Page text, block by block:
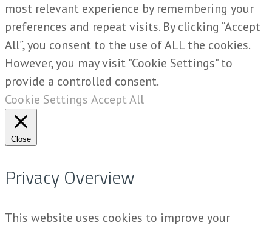
most relevant experience by remembering your
preferences and repeat visits. By clicking “Accept
All”, you consent to the use of ALL the cookies.
However, you may visit "Cookie Settings" to
provide a controlled consent.
Cookie Settings Accept All
Close
Privacy Overview
This website uses cookies to improve your